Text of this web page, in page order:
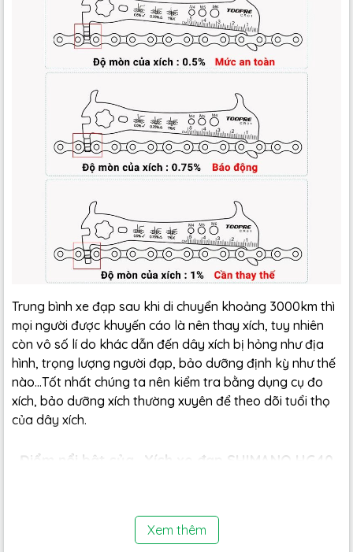
Trung bình xe đạp sau khi di chuyển khoảng 3000km thì
mọi người được khuyến cáo là nên thay xích, tuy nhiên
còn vô số lí do khác dẫn đến dây xích bị hỏng như địa
hình, trọng lượng người đạp, bảo dưỡng định kỳ như thế
nào...Tốt nhất chúng ta nên kiểm tra bằng dụng cụ đo
xích, bảo dưỡng xích thường xuyên để theo dõi tuổi thọ
của dây xích.
Điểm nổi bật của Xích xe đạp SHIMANO HG40
Xem thêm